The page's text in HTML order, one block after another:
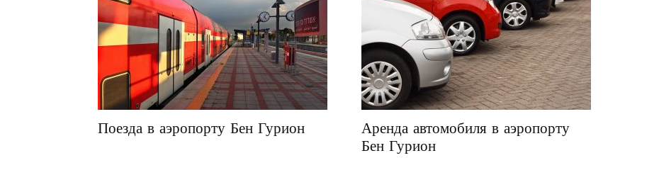
Поезда в аэропорту Бен Гурион
Аренда автомобиля в аэропорту
Бен Гурион